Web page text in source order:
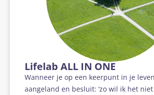
Lifelab ALL IN ONE
Wanneer je op een keerpunt in je
aangeland en besluit: ‘zo wil ik het niet